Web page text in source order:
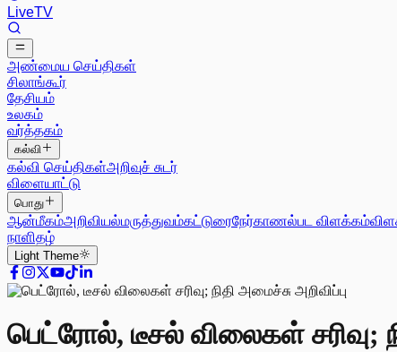
LiveTV
அண்மைய செய்திகள்
சிலாங்கூர்
தேசியம்
உலகம்
வர்த்தகம்
கல்வி
கல்வி செய்திகள்அறிவுச் சுடர்
விளையாட்டு
பொது
ஆன்மீகம்அறிவியல்மருத்துவம்கட்டுரைநேர்காணல்பட விளக்கம்
நாளிதழ்
Light Theme
பெட்ரோல், டீசல் விலைகள் சரிவு;